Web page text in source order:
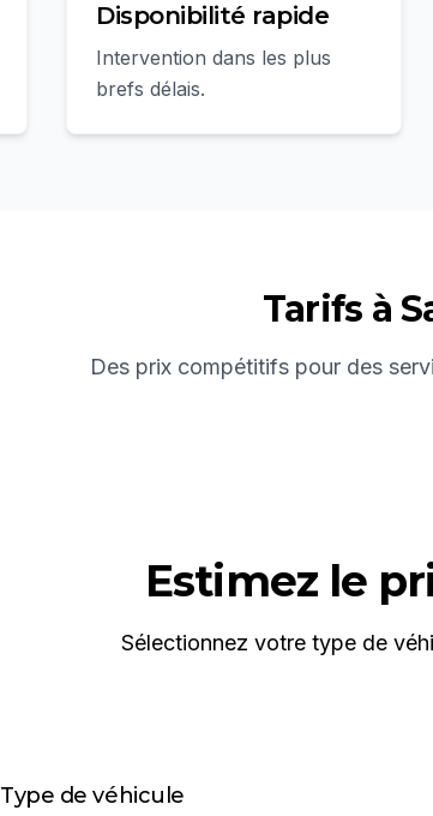
Disponibilité rapide
Intervention dans les plus
brefs délais.
Tarifs à
Des prix compétitifs pour des
Estimez le
Sélectionnez votre type de
Type de véhicule